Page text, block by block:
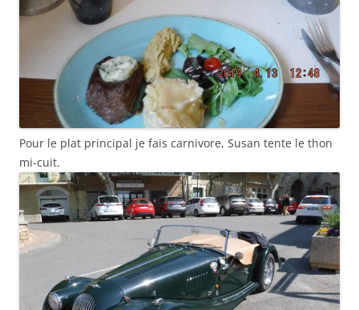
Pour le plat principal je fais carnivore, Susan tente le thon
mi-cuit.